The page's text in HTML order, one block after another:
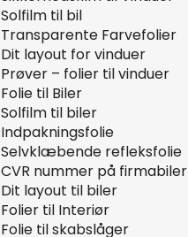
Solfilm til bil
Transparente Farvefolier
Dit layout for vinduer
Prøver – folier til vinduer
Folie til Biler
Solfilm til biler
Indpakningsfolie
Selvklæbende refleksfolie
CVR nummer på firmabiler
Dit layout til biler
Folier til Interiør
Folie til skabslåger